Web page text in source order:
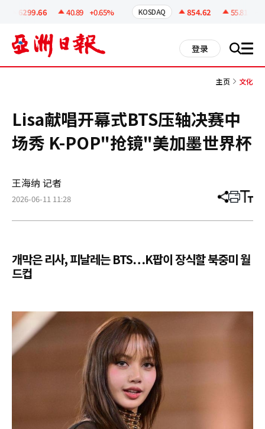
6299.66 40.89 +0.65% KOSDAQ 854.62 55.81
登录 搜 all
主页 文化
Lisa献唱开幕式BTS压轴决赛中
场秀 K-POP"抢镜"美加墨世界杯
王海纳 记者
2026-06-11 11:28 分
章
打 调
小
개막은 리사, 피날레는 BTS…K팝이 장식할 북중미 월
드컵